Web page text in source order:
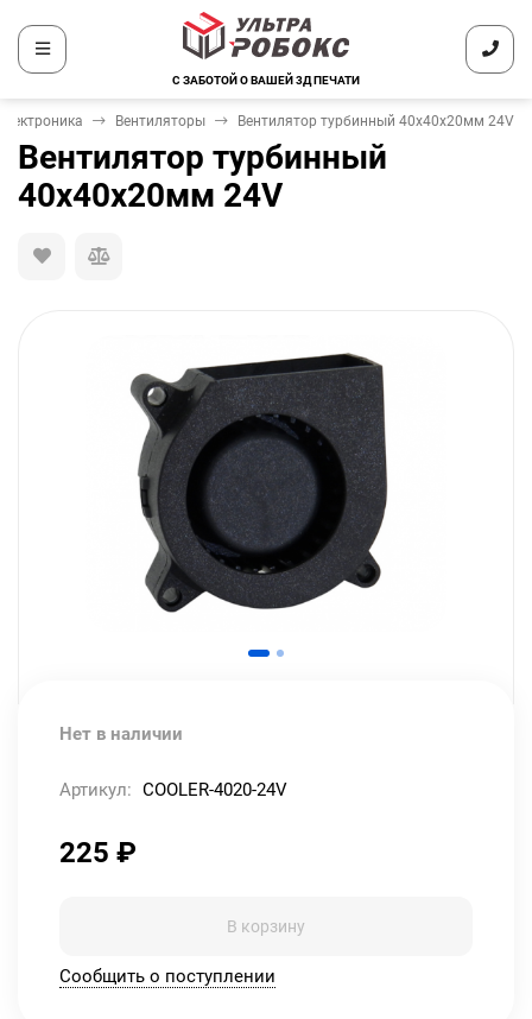
С ЗАБОТОЙ О ВАШЕЙ 3Д ПЕЧАТИ
Вентиляторы Вентилятор турбинный 40х40х20мм 24V
Вентилятор турбинный
40х40х20мм 24V
Нет в наличии
Артикул: COOLER-4020-24V
225 ₽
В корзину
Сообщить о поступлении